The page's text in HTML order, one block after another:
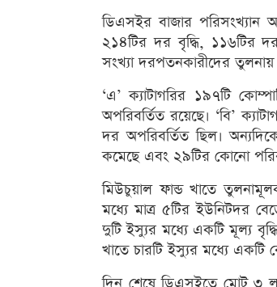
ডিএসইর বাজার পরিসংখ্যান
২১৪টির দর বৃদ্ধি, ১১৬টির দর
সংখ্যা দরপতনকারীদের তুলনায়
‘এ’ ক্যাটাগরির ১৯৭টি
অপরিবর্তিত রয়েছে। ‘বি’
দর অপরিবর্তিত ছিল।
কমেছে এবং ২৯টির কোনো
মিউচুয়াল ফান্ড খাতে
মধ্যে মাত্র ৫টির ইউনিটদর
দুটি ইস্যুর মধ্যে একটি মূল্য
খাতে চারটি ইস্যুর মধ্যে